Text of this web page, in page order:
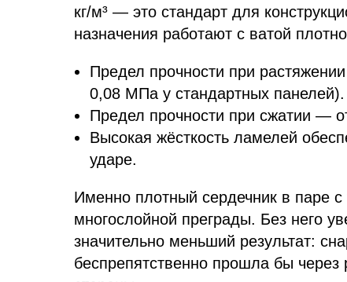
кг/м³ — это стандарт для
назначения работают с ватой
Предел прочности при
0,08 МПа у стандартных панелей).
Предел прочности при сжатии —
Высокая жёсткость ламелей
ударе.
Именно плотный сердечник в паре
многослойной преграды. Без него
значительно меньший результат:
беспрепятственно прошла бы